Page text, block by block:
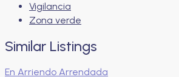
Vigilancia
Zona verde
Similar Listings
En Arriendo Arrendada